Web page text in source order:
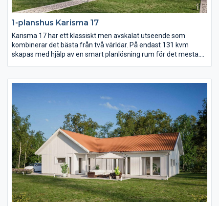
1-planshus Karisma 17
Karisma 17 har ett klassiskt men avskalat utseende som
kombinerar det bästa från två världar. På endast 131 kvm
skapas med hjälp av en smart planlösning rum för det mesta.
det hela fyra sovrum samt ett allrum.